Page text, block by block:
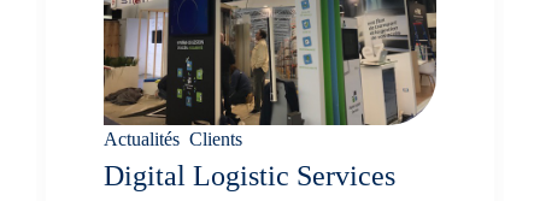
Actualités Clients
Digital Logistic Services